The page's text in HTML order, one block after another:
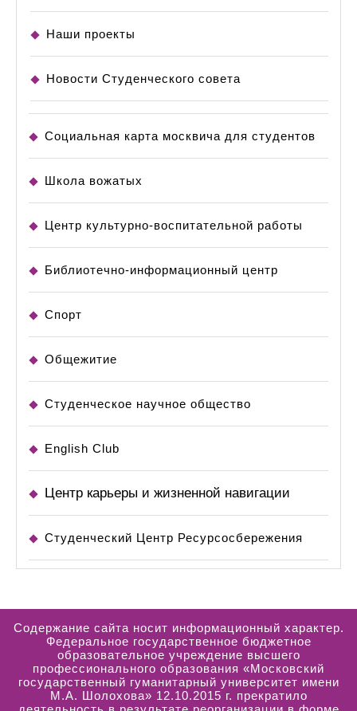
Наши проекты
Новости Студенческого совета
Социальная карта москвича для студентов
Школа вожатых
Центр культурно-воспитательной работы
Библиотечно-информационный центр
Спорт
Общежитие
Студенческое научное общество
English Club
Центр карьеры и жизненной навигации
Студенческий Центр Ресурсосбережения
Содержание сайта носит информационный характер.
Федеральное государственное бюджетное
образовательное учреждение высшего
профессионального образования «Московский
государственный гуманитарный университет имени
М.А. Шолохова» 12.10.2015 г. прекратило